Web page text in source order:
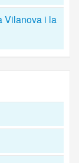
Vilanova i la